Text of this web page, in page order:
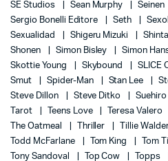
SE Studios
Sean Murphy Seinen
Sergio Bonelli Editore
Seth
Sexualidad
Shigeru Mizuki
Shonen
Simon Bisley Simon
Skottie Young
Skybound SLICE
Smut
Spider-Man Stan Lee
Steve Dillon
Steve Ditko
Tarot
Teens Love Teresa Valero
The Oatmeal
Thriller Tillie
Todd McFarlane
Tom King Tom
Tony Sandoval
Top Cow Topps